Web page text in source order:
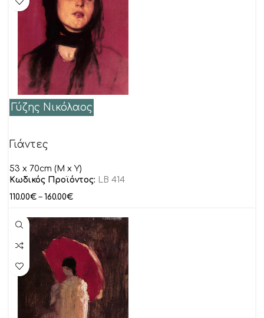
Γύζης Νικόλαος
Γιάντες
53 x 70cm (M x Y)
Κωδικός Προϊόντος: LB 414
110.00€ – 160.00€